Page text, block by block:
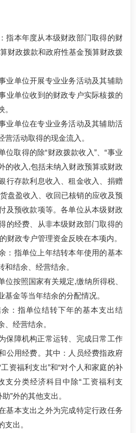
指本年度从本级财政部门取得的财
财政拨款和政府性基金预算财政拨
业单位开展专业业务活动及其辅助
业单位收到的财政专户实际核拨的
业单位在专业业务活动及其辅助活
活动取得的现金流入。
位取得的除“财政拨款收入”、“事业
的收入,包括未纳入财政预算或财政
行存款利息收入、租金收入、捐赠
盘盈收入、收回已核销的应收及预
及预收款项等。各单位从本级财政
的经费、从非本级财政部门取得的
财政专户管理资金反映在本项内。
：指单位上年结转本年使用的基本
结余、经营结余。
位按照国家有关规定,缴纳所得税、
金等当年结余的分配情况。
：指单位结转下年的基本支出结
、经营结余。
保障机构正常运转、完成日常工作
公用经费。其中：人员经费指政府
资福利支出”和“对个人和家庭的补
支分类经济科目中除“工资福利支
”外的其他支出。
基本支出之外为完成特定行政任务
支出。